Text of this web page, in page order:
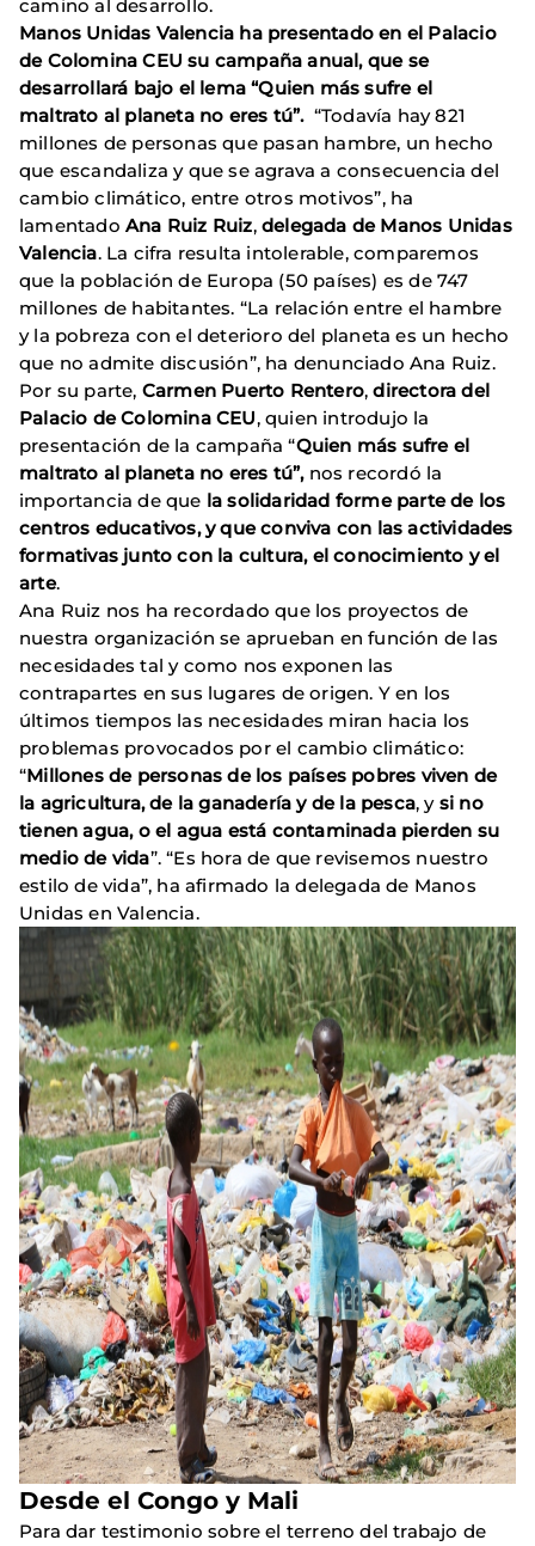
camino al desarrollo.
Manos Unidas Valencia ha presentado en el Palacio
de Colomina CEU su campaña anual, que se
desarrollará bajo el lema “Quien más sufre el
maltrato al planeta no eres tú”. “Todavía hay 821
millones de personas que pasan hambre, un hecho
que escandaliza y que se agrava a consecuencia del
cambio climático, entre otros motivos”, ha
lamentado Ana Ruiz Ruiz,delegada de Manos Unidas
Valencia. La cifra resulta intolerable, comparemos
que la población de Europa (50 países) es de 747
millones de habitantes. “La relación entre el hambre
y la pobreza con el deterioro del planeta es un hecho
que no admite discusión”, ha denunciado Ana Ruiz.
Por su parte, Carmen Puerto Rentero,directora del
Palacio de Colomina CEU, quien introdujo la
presentación de la campaña “Quien más sufre el
maltrato al planeta no eres tú”, nos recordó la
importancia de que la solidaridad forme parte de los
centros educativos, y que conviva con las actividades
formativas junto con la cultura, el conocimiento y el
arte.
Ana Ruiz nos ha recordado que los proyectos de
nuestra organización se aprueban en función de las
necesidades tal y como nos exponen las
contrapartes en sus lugares de origen. Y en los
últimos tiempos las necesidades miran hacia los
problemas provocados por el cambio climático:
“Millones de personas de los países pobres viven de
la agricultura, de la ganadería y de la pesca, ysi no
tienen agua, o el agua está contaminada pierden su
medio de vida”. “Es hora de que revisemos nuestro
estilo de vida”, ha afirmado la delegada de Manos
Unidas en Valencia.
​Desde el Congo y Mali
Para dar testimonio sobre el terreno del trabajo de